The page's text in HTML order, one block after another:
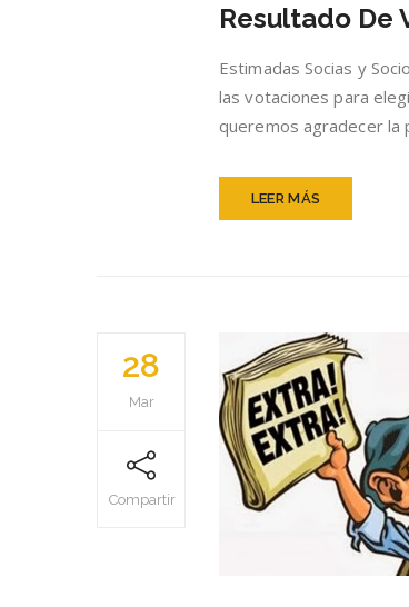
Resultado De
Estimadas Socias y
las votaciones para
queremos agradecer
LEER MÁS
28
Mar
Compartir